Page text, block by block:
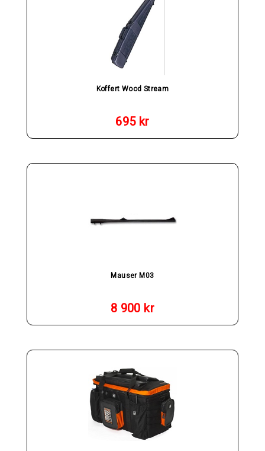
Koffert Wood Stream
695 kr
Mauser M03
8 900 kr